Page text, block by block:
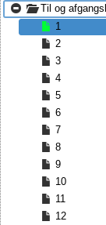
Til og
1
2
3
4
5
6
7
8
9
10
11
12